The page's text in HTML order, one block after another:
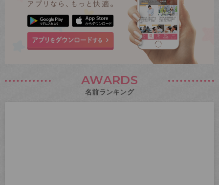
AWARDS
名前ランキング